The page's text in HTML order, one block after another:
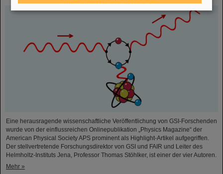
Eine herausragende wissenschaftliche Veröffentlichung von GSI-Forschenden
wurde von der einflussreichen Onlinepublikation „Physics Magazine“ der
American Physical Society APS prominent als Highlight-Artikel aufgegriffen.
Der stellvertretende Forschungsdirektor von GSI und FAIR und Leiter des
Helmholtz-Instituts Jena, Professor Thomas Stöhlker, ist einer der vier Autoren.
Mehr »